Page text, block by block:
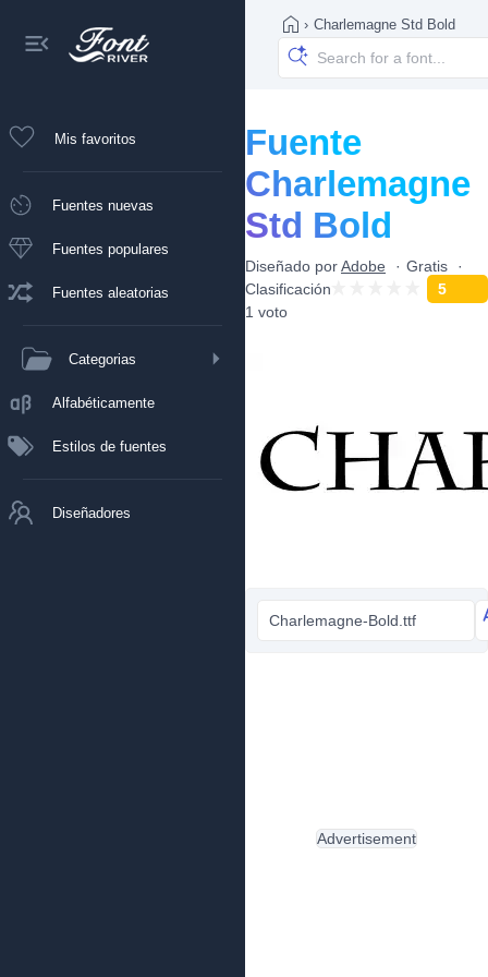
Mis favoritos
Fuentes nuevas
Fuentes populares
Fuentes aleatorias
Categorias
Alfabéticamente
Estilos de fuentes
Diseñadores
› Charlemagne Std Bold
Fuente
Charlemagne
Std Bold
Diseñado porAdobe
Gratis
Clasificación
5
1 voto
Charlemagne-Bold.ttf
Advertisement